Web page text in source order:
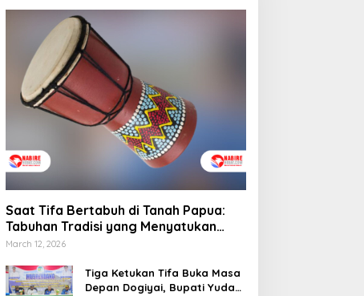
Pemprov Papua Tengah
Gelar Rapat Koordinasi
Guna Optimalkan
Pengelolaan Distribusi
Saat Tifa Bertabuh di
Tanah Papua: Tabuhan
Sosial
Saat Tifa Bertabuh di Tanah Papua:
Tabuhan Tradisi yang Menyatukan
Budaya dan Kehidupan Sosial
March 12, 2026
Tiga Ketukan Tifa Buka Masa
Depan Dogiyai, Bupati Yudas